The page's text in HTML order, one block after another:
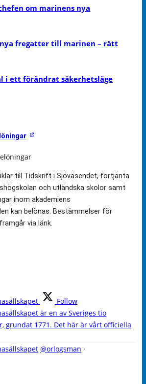
om marinens nya
fregatter till marinen – rätt
i ett förändrat säkerhetsläge
till Tidskrift i Sjöväsendet, förtjänta
och utländska skolor samt
inom akademiens
kan belönas. Bestämmelser för
via länk.
Follow
är en av Sveriges tio
grundat 1771. Det här är vårt officiella
@orlogsman ·